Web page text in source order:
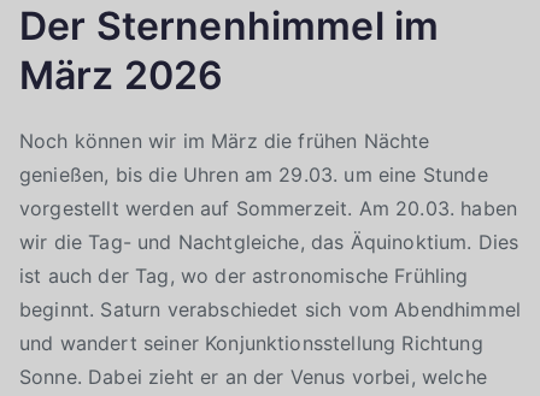
Der Sternenhimmel im
März 2026
Noch können wir im März die frühen Nächte
genießen, bis die Uhren am 29.03. um eine Stunde
vorgestellt werden auf Sommerzeit. Am 20.03. haben
wir die Tag- und Nachtgleiche, das Äquinoktium. Dies
ist auch der Tag, wo der astronomische Frühling
beginnt. Saturn verabschiedet sich vom Abendhimmel
und wandert seiner Konjunktionsstellung Richtung
Sonne. Dabei zieht er an der Venus vorbei, welche